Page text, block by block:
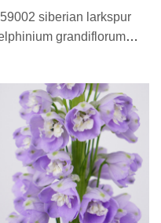
siberian larkspur
grandiflorum